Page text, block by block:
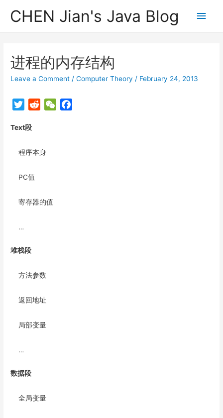
CHEN Jian's Java Blog
Main
进程的内存结构
Leave a Comment /Computer Theory / February 24, 2013
T
i
t
r
i
W
Text段
程序本身
PC值
寄存器的值
…
堆栈段
方法参数
返回地址
局部变量
…
数据段
全局变量